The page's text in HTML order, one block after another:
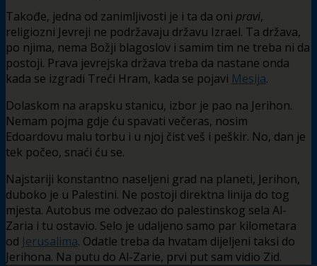
Takođe, jedna od zanimljivosti je i ta da oni pravi,
religiozni Jevreji ne podržavaju državu Izrael. Ta država,
po njima, nema Božji blagoslov i samim tim ne treba ni da
postoji. Prava jevrejska država treba da nastane onda
kada se izgradi Treći Hram, kada se pojavi Mesija.
Dolaskom na arapsku stanicu, izbor je pao na Jerihon.
Nemam pojma gdje ću spavati večeras, nosim
Edoardovu malu torbu i u njoj čist veš i peškir. No, dan je
tek počeo, snaći ću se.
Najstariji konstantno naseljeni grad na planeti, Jerihon,
duboko je u Palestini. Ne postoji direktna linija do tog
mjesta. Autobus me odvezao do palestinskog sela Al-
Zaria i tu ostavio. Selo je udaljeno samo par kilometara
od Jerusalima. Odatle treba da hvatam dijeljeni taksi do
Jerihona. Na putu do Al-Zarie, prvi put sam vidio Zid.